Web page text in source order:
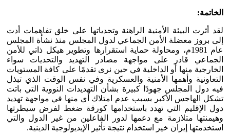
الخاتمة:
لقد أثرت البيئة الأمنية الراهنة وتحدياتها على خلق تفاهمات أدت
إلى بروز معضلة الأمن الجماعي لدول المجلس منذ نشأة المجلس
عام 1981م، ومحاولة حماية استقرارها وتطوير هيكل ذاتي للأمن
الجماعي قادر على مواجهة مصادر التهديد والتحديات سواء
الخارجية منها أو الداخلية في حين نرى تقدمًا على كافة المستويات
التعاونية وأهمها الأمنية والعسكرية وفي نفس الوقت الذي تبذل
فيه دول المجلس جهودًا كبيرة بشأن التهديدات النووية التي باتت
تشكل الهاجس الأكبر بسبب عدم امتلاك أي منها في مواجهة تهديد
دول الإقليم التي تهدد باستخدامها كورقة ضغط لفرض سيطرتها
وهيمنتها متلازمة مع دعمها لدور الفاعلين من غير الدول والتي
استخدمتها إيران خير استخدام نتيجة تأثير الإيديولوجية الدينية.